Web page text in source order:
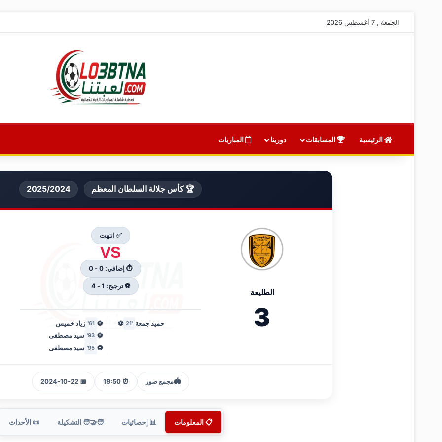
الجمعة , 7 أغسطس 2026
الرئيسية المسابقات دورينا المباريات
🏆 كأس جلالة السلطان المعظم 2025/2024
الطليعة
3
✅ انتهت
VS
⏱ إضافي: 0 - 0
⚽ ترجيح: 1 - 4
حميد جمعة '21
⚽
⚽
61' زياد خميس
⚽
93' سيد مصطفى
⚽
95' سيد مصطفى
🏟️مجمع صور ⏰ 19:50
📅 2024-10-22
📋 المعلومات 📊 إحصائيات 🧑‍🤝‍🧑 التشكيلة 📜 الأحداث